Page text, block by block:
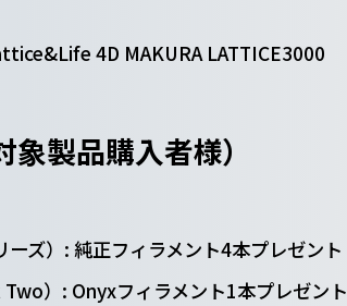
4D MAKURA LATTICE3000
象製品購入者様）
ズ）: 純正フィラメント4本プレゼント
）: Onyxフィラメント1本プレゼント